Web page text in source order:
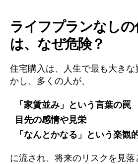
ライフプランなしの
は、なぜ危険？
住宅購入は、人生で最も大きな
かし、多くの人が、
「家賃並み」という言葉の罠
目先の感情や見栄
「なんとかなる」という楽観
に流され、将来のリスクを見落